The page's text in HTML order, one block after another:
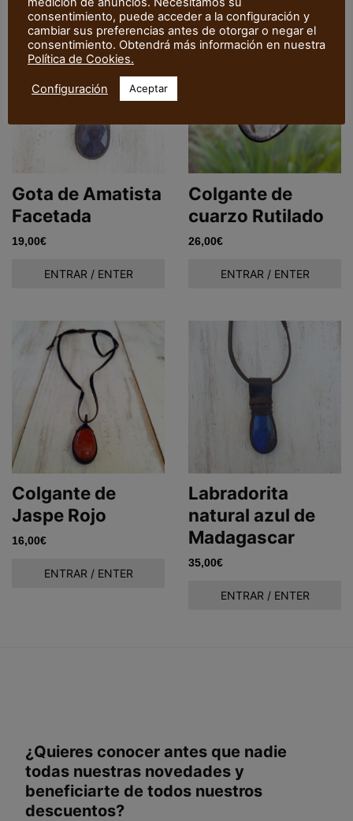
Gota de Amatista
Facetada
19,00€
ENTRAR / ENTER
Colgante de
cuarzo Rutilado
26,00€
ENTRAR / ENTER
Colgante de
Jaspe Rojo
16,00€
ENTRAR / ENTER
Labradorita
natural azul de
Madagascar
35,00€
ENTRAR / ENTER
¿Quieres conocer antes que nadie
todas nuestras novedades y
beneficiarte de todos nuestros
descuentos?
consentimiento, puede acceder a la configuración y
cambiar sus preferencias antes de otorgar o negar el
consentimiento. Obtendrá más información en nuestra
Política de Cookies.
Configuración Aceptar